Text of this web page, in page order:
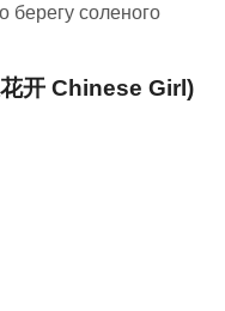
берегу соленого
开 Chinese Girl)